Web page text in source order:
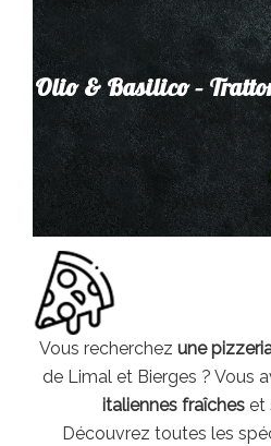
Olio & Basilico –
Vous recherchez une
de Limal et Bierges ? Vous
italiennes fraîches et
Découvrez toutes les